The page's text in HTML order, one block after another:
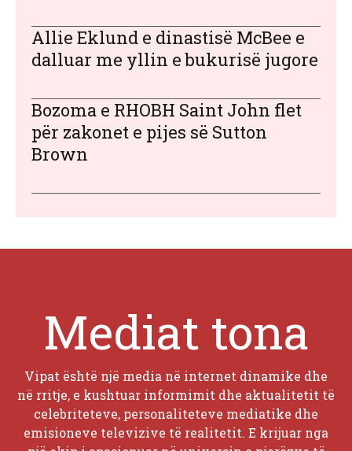
Allie Eklund e dinastisë McBee e
dalluar me yllin e bukurisë jugore
Bozoma e RHOBH Saint John flet
për zakonet e pijes së Sutton
Brown
Mediat tona
Vipat është një media në internet dinamike dhe
në rritje, e kushtuar informimit dhe aktualitetit të
celebriteteve, personaliteteve mediatike dhe
emisioneve televizive të realitetit. E krijuar nga